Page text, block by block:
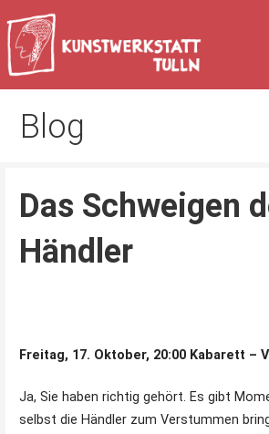
Inhalt
springen
Kunstwerkstatt Tulln
Blog
Das Schweigen
Händler
Freitag, 17. Oktober, 20:00 Kabarett –
Ja, Sie haben richtig gehört. Es gibt
selbst die Händler zum Verstummen